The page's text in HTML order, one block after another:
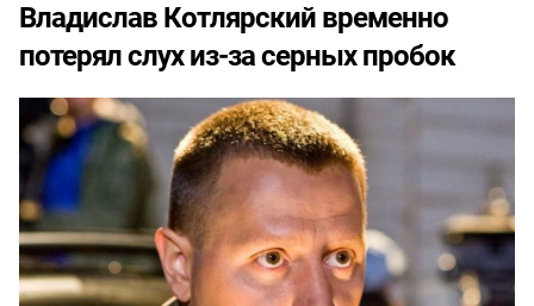
Владислав Котлярский временно
потерял слух из-за серных пробок